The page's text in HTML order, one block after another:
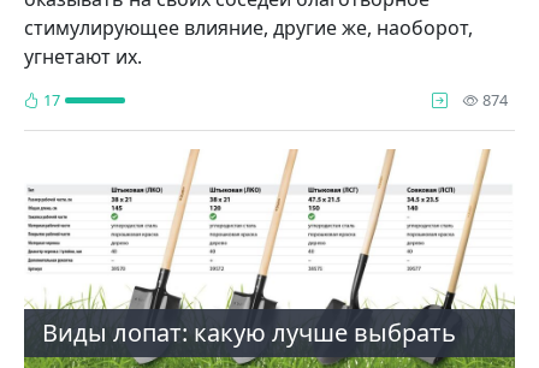
стимулирующее влияние, дру­гие же, наоборот,
угнетают их.
17 874
Виды лопат: какую лучше выбрать